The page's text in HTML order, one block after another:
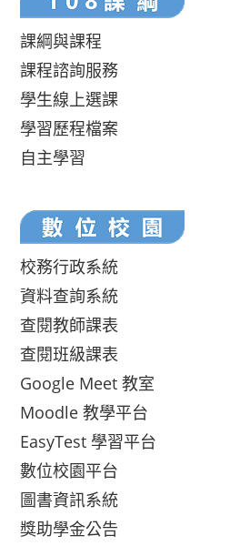
課綱與課程
課程諮詢服務
學生線上選課
學習歷程檔案
自主學習
校務行政系統
資料查詢系統
查閱教師課表
查閱班級課表
Google Meet 教室
Moodle 教學平台
EasyTest 學習平台
數位校園平台
圖書資訊系統
獎助學金公告